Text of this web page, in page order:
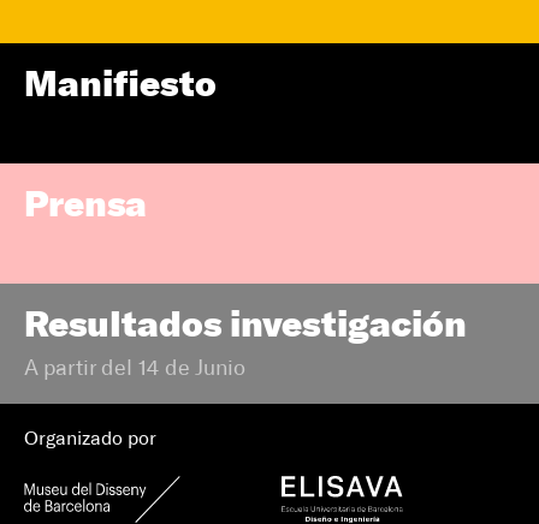
Manifiesto
Prensa
Resultados investigación
A partir del 14 de Junio
Organizado por